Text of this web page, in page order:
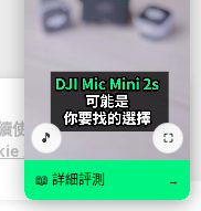
使用
政
🎵 ⛶
📖 詳細評測 →